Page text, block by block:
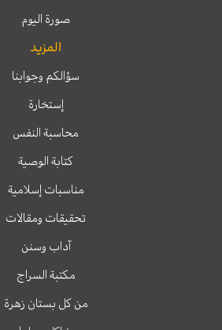
صورة اليوم
المزيد
سؤالكم وجوابنا
إستخارة
محاسبة النفس
كتابة الوصية
مناسبات إسلامية
تحقيقات ومقالات
آداب وسنن
مكتبة السراج
من كل بستان زهرة